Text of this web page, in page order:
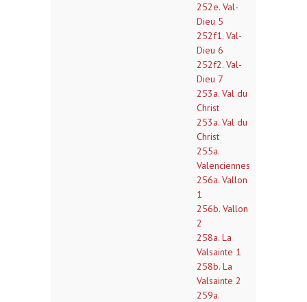
252e. Val-
Dieu 5
252f1. Val-
Dieu 6
252f2. Val-
Dieu 7
253a. Val du
Christ
253a. Val du
Christ
255a.
Valenciennes
256a. Vallon
1
256b. Vallon
2
258a. La
Valsainte 1
258b. La
Valsainte 2
259a.